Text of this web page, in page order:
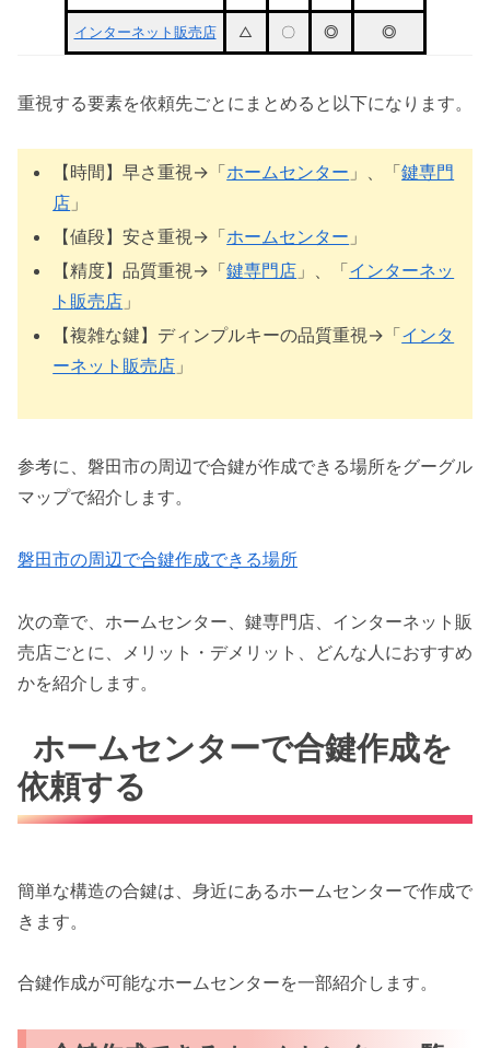
インターネット販売店 △ 〇 ◎ ◎
重視する要素を依頼先ごとにまとめると以下になります。
【時間】早さ重視→「ホームセンター 」、「鍵専門
店 」
【値段】安さ重視→「ホームセンター 」
【精度】品質重視→「鍵専門店 」、「インターネッ
ト販売店 」
【複雑な鍵】ディンプルキーの品質重視→「インタ
ーネット販売店 」
参考に、磐田市の周辺で合鍵が作成できる場所をグーグル
マップで紹介します。
磐田市の周辺で合鍵作成できる場所
次の章で、ホームセンター、鍵専門店、インターネット販
売店ごとに、メリット・デメリット、どんな人におすすめ
かを紹介します。
ホームセンターで合鍵作成を
依頼する
簡単な構造の合鍵は、身近にあるホームセンターで作成で
きます。
合鍵作成が可能なホームセンターを一部紹介します。